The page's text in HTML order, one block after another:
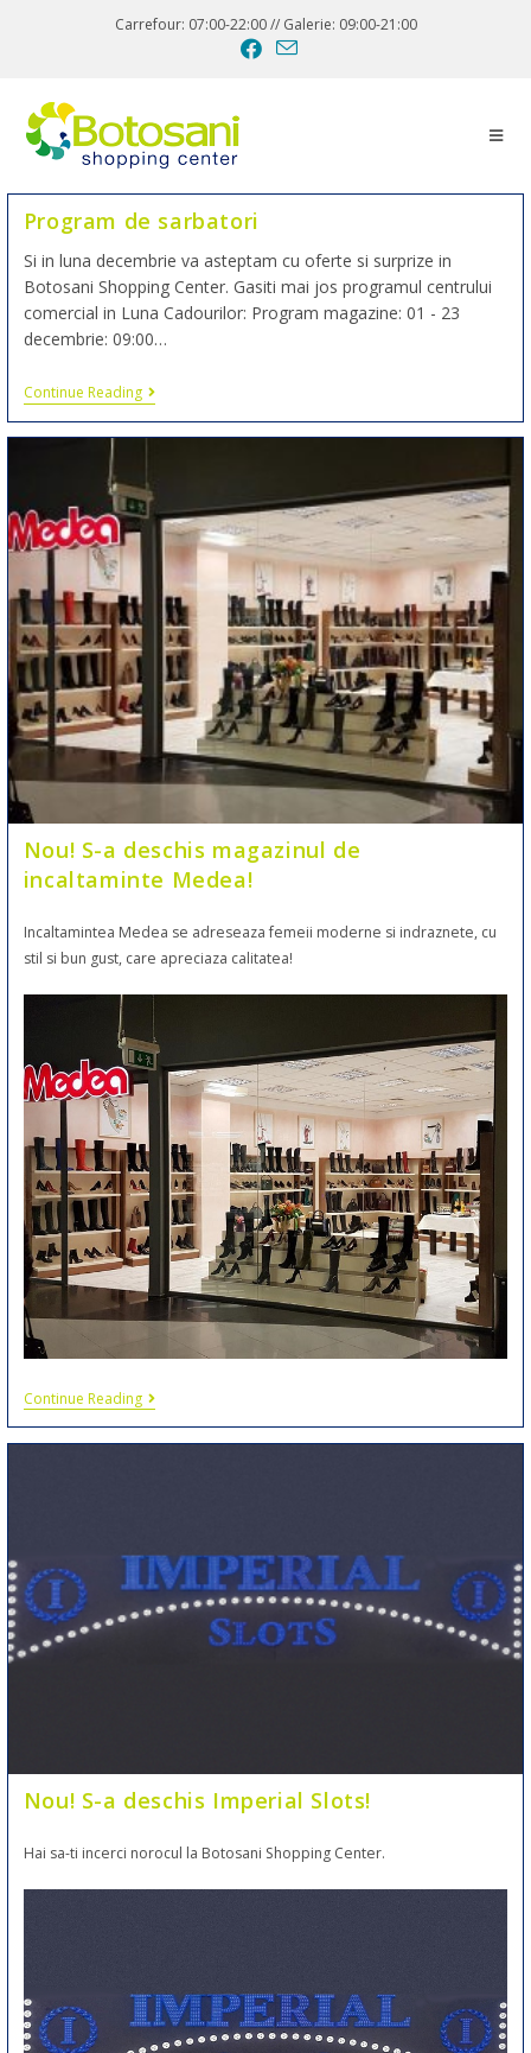
Carrefour: 07:00-22:00 // Galerie: 09:00-21:00
Program de sarbatori
Si in luna decembrie va asteptam cu oferte si surprize in
Botosani Shopping Center. Gasiti mai jos programul centrului
comercial in Luna Cadourilor: Program magazine: 01 - 23
decembrie: 09:00…
Continue Reading
Nou! S-a deschis magazinul de
incaltaminte Medea!
Incaltamintea Medea se adreseaza femeii moderne si indraznete, cu
stil si bun gust, care apreciaza calitatea!
Continue Reading
Nou! S-a deschis Imperial Slots!
Hai sa-ti incerci norocul la Botosani Shopping Center.